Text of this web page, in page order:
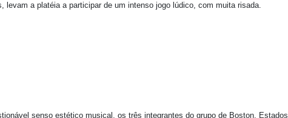
levam a platéia a participar de um intenso jogo lúdico, com muita risada.
senso estético musical, os três integrantes do grupo de Boston, Estados